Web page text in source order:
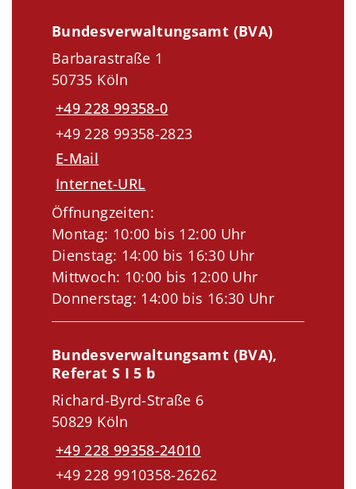
Bundesverwaltungsamt (BVA)
Barbarastraße 1
50735 Köln
+49 228 99358-0
+49 228 99358-2823
E-Mail
Internet-URL
Öffnungzeiten:
Montag: 10:00 bis 12:00 Uhr
Dienstag: 14:00 bis 16:30 Uhr
Mittwoch: 10:00 bis 12:00 Uhr
Donnerstag: 14:00 bis 16:30 Uhr
Bundesverwaltungsamt (BVA),
Referat S I 5 b
Richard-Byrd-Straße 6
50829 Köln
+49 228 99358-24010
+49 228 9910358-26262